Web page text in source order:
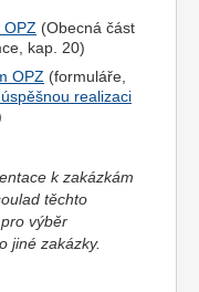
(Obecná část
, kap. 20)
OPZ (formuláře,
realizaci
k zakázkám
těchto
výběr
jiné zakázky.